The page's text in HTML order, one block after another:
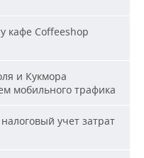
кафе Coffeeshop
и Кукмора
мобильного трафика
учет затрат